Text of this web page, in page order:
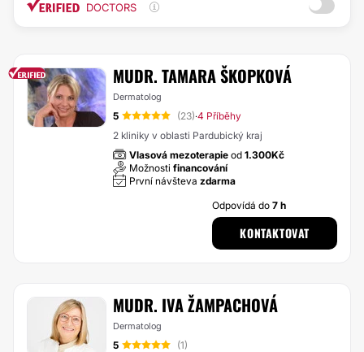
DOCTORS
MUDR. TAMARA ŠKOPKOVÁ
Dermatolog
5 (23)·4 Příběhy
2 kliniky v oblasti Pardubický kraj
Vlasová mezoterapie od 1.300Kč
Možnosti financování
První návšteva zdarma
Odpovídá do7 h
KONTAKTOVAT
MUDR. IVA ŽAMPACHOVÁ
Dermatolog
5
(1)